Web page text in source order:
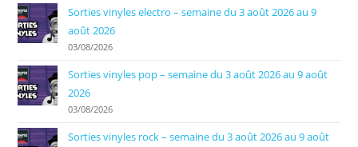
Sorties vinyles electro – semaine du 3 août 2026 au 9
août 2026
03/08/2026
Sorties vinyles pop – semaine du 3 août 2026 au 9 août
2026
03/08/2026
Sorties vinyles rock – semaine du 3 août 2026 au 9 août